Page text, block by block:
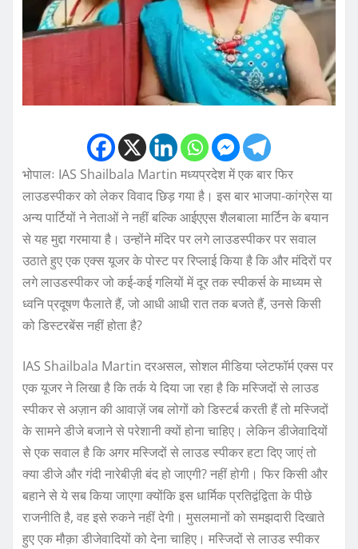
भोपालः IAS Shailbala Martin मध्यप्रदेश में एक बार फिर
लाउडस्पीकर को लेकर विवाद छिड़ गया है। इस बार भाजपा-कांग्रेस या
अन्य पार्टियों ने नेताओं ने नहीं बल्कि आईएएस शैलबाला मार्टिन के बयान
से यह मुद्दा गरमाया है। उन्होंने मंदिर पर लगे लाउडस्पीकर पर सवाल
उठाते हुए एक एक्स यूजर के पोस्ट पर रिप्लाई किया है कि और मंदिरों पर
लगे लाउडस्पीकर जो कई-कई गलियों में दूर तक स्पीकर्स के माध्यम से
ध्वनि प्रदूषण फैलाते हैं, जो आधी आधी रात तक बजते हैं, उनसे किसी
को डिस्टरबेंस नहीं होता है?
IAS Shailbala Martin दरअसल, सोशल मीडिया प्लेटफॉर्म एक्स पर
एक यूजर ने लिखा है कि तर्क ये दिया जा रहा है कि मस्जिदों से लाउड
स्पीकर से अज़ान की आवाज़ें जब लोगों को डिस्टर्ब करती हैं तो मस्जिदों
के सामने डीजे बजाने से परेशानी क्यों होना चाहिए। लेकिन डीजेवादियों
से एक सवाल है कि अगर मस्जिदों से लाउड स्पीकर हटा दिए जाएं तो
क्या डीजे और गंदी नारेबीज़ी बंद हो जाएगी? नहीं होगी। फिर किसी और
बहाने से ये सब किया जाएगा क्योंकि इस धार्मिक प्रतिद्वंद्विता के पीछे
राजनीति है, वह इसे रुकने नहीं देगी। मुसलमानों को समझदारी दिखाते
हुए एक मौक़ा डीजेवादियों को देना चाहिए। मस्जिदों से लाउड स्पीकर